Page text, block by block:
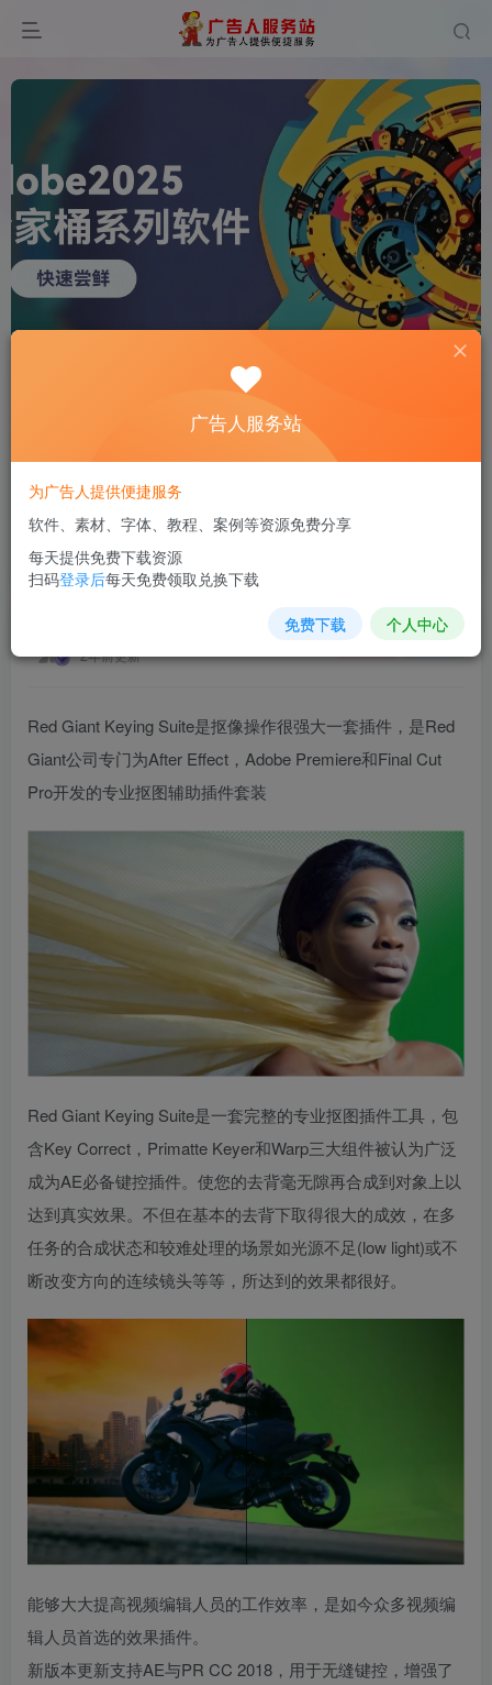
【AE插件】Keying suite 红巨星抠像插件中文版套装
首页 软件插件 正文
2年前更新
关注 私信
Red Giant Keying Suite是抠像操作很强大一套插件，是Red
Giant公司专门为After Effect，Adobe Premiere和Final Cut
Pro开发的专业抠图辅助插件套装
Red Giant Keying Suite是一套完整的专业抠图插件工具，包
含Key Correct，Primatte Keyer和Warp三大组件被认为广泛
成为AE必备键控插件。使您的去背毫无隙再合成到对象上以
达到真实效果。不但在基本的去背下取得很大的成效，在多
任务的合成状态和较难处理的场景如光源不足(low light)或不
断改变方向的连续镜头等等，所达到的效果都很好。
能够大大提高视频编辑人员的工作效率，是如今众多视频编
辑人员首选的效果插件。
新版本更新支持AE与PR CC 2018，用于无缝键控，增强了
广告人服务站
为广告人提供便捷服务
软件、素材、字体、教程、案例等资源免费分享
每天提供免费下载资源
扫码登录后每天免费领取兑换下载
免费下载 个人中心